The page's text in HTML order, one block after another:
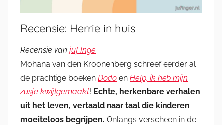
Recensie: Herrie in huis
Recensie van juf Inge
Mohana van den Kroonenberg schreef eerder al
de prachtige boeken Dodo en Help, ik heb mijn
zusje kwijtgemaakt! Echte, herkenbare verhalen
uit het leven, vertaald naar taal die kinderen
moeiteloos begrijpen. Onlangs verscheen in de